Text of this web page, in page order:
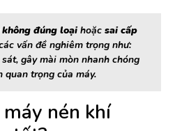
không đúng loạihoặc sai cấp
vấn đề nghiêm trọng như:
gây mài mòn nhanh chóng
quan trọng của máy.
nén khí